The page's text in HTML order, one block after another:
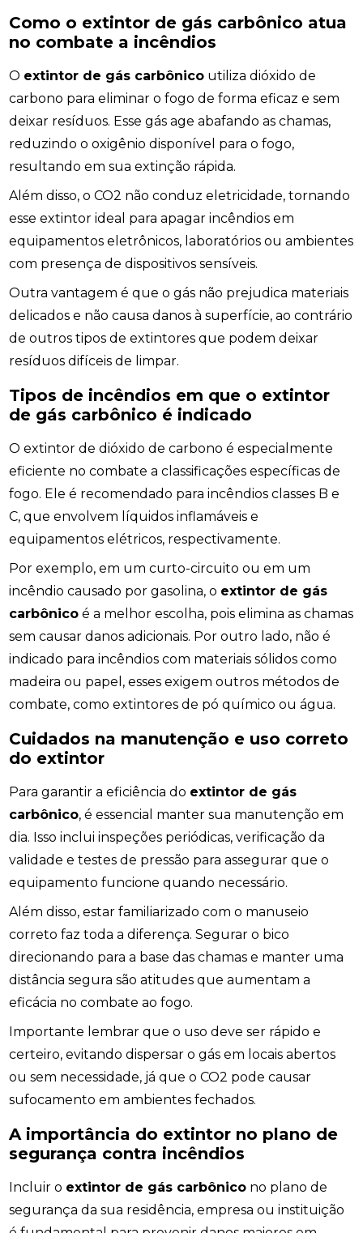
Como o extintor de gás carbônico atua
no combate a incêndios
O extintor de gás carbônico utiliza dióxido de
carbono para eliminar o fogo de forma eficaz e sem
deixar resíduos. Esse gás age abafando as chamas,
reduzindo o oxigênio disponível para o fogo,
resultando em sua extinção rápida.
Além disso, o CO2 não conduz eletricidade, tornando
esse extintor ideal para apagar incêndios em
equipamentos eletrônicos, laboratórios ou ambientes
com presença de dispositivos sensíveis.
Outra vantagem é que o gás não prejudica materiais
delicados e não causa danos à superfície, ao contrário
de outros tipos de extintores que podem deixar
resíduos difíceis de limpar.
Tipos de incêndios em que o extintor
de gás carbônico é indicado
O extintor de dióxido de carbono é especialmente
eficiente no combate a classificações específicas de
fogo. Ele é recomendado para incêndios classes B e
C, que envolvem líquidos inflamáveis e
equipamentos elétricos, respectivamente.
Por exemplo, em um curto-circuito ou em um
incêndio causado por gasolina, o extintor de gás
carbônico é a melhor escolha, pois elimina as chamas
sem causar danos adicionais. Por outro lado, não é
indicado para incêndios com materiais sólidos como
madeira ou papel, esses exigem outros métodos de
combate, como extintores de pó químico ou água.
Cuidados na manutenção e uso correto
do extintor
Para garantir a eficiência do extintor de gás
carbônico, é essencial manter sua manutenção em
dia. Isso inclui inspeções periódicas, verificação da
validade e testes de pressão para assegurar que o
equipamento funcione quando necessário.
Além disso, estar familiarizado com o manuseio
correto faz toda a diferença. Segurar o bico
direcionando para a base das chamas e manter uma
distância segura são atitudes que aumentam a
eficácia no combate ao fogo.
Importante lembrar que o uso deve ser rápido e
certeiro, evitando dispersar o gás em locais abertos
ou sem necessidade, já que o CO2 pode causar
sufocamento em ambientes fechados.
A importância do extintor no plano de
segurança contra incêndios
Incluir o extintor de gás carbônico no plano de
segurança da sua residência, empresa ou instituição